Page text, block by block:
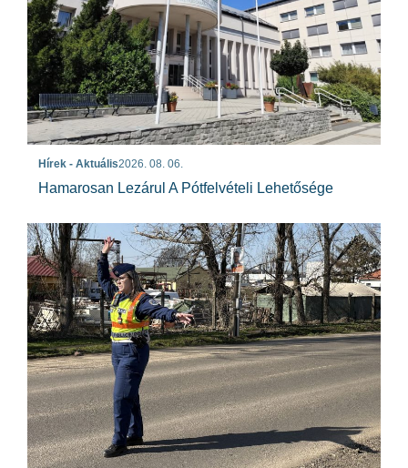
Hírek - Aktuális2026. 08. 06.
Hamarosan Lezárul A Pótfelvételi Lehetősége